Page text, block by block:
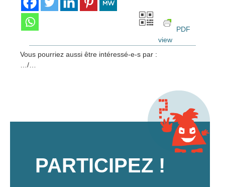
PDF
view
Vous pourriez aussi être intéressé-e-s par :
…/…
PARTICIPEZ !